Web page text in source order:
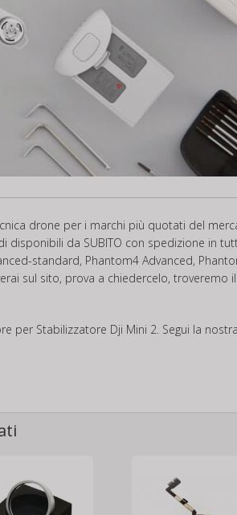
drone per i marchi più quotati del
da SUBITO con spedizione in
standard, Phantom4 Advanced,
sul sito, prova a chiedercelo,
per Stabilizzatore Dji Mini 2. Segui la